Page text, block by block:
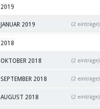
2019
JANUAR 2019 (2 einträge)
2018
OKTOBER 2018 (2 einträge)
SEPTEMBER 2018 (2 einträge)
AUGUST 2018 (2 einträge)